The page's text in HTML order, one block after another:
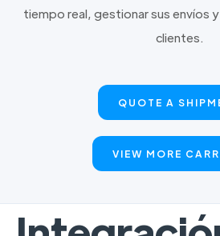
tiempo real, gestionar sus envíos
clientes.
QUOTE A
VIEW MORE